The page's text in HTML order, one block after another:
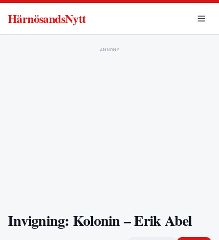
HärnösandsNytt
ANNONS
Invigning: Kolonin – Erik Abel